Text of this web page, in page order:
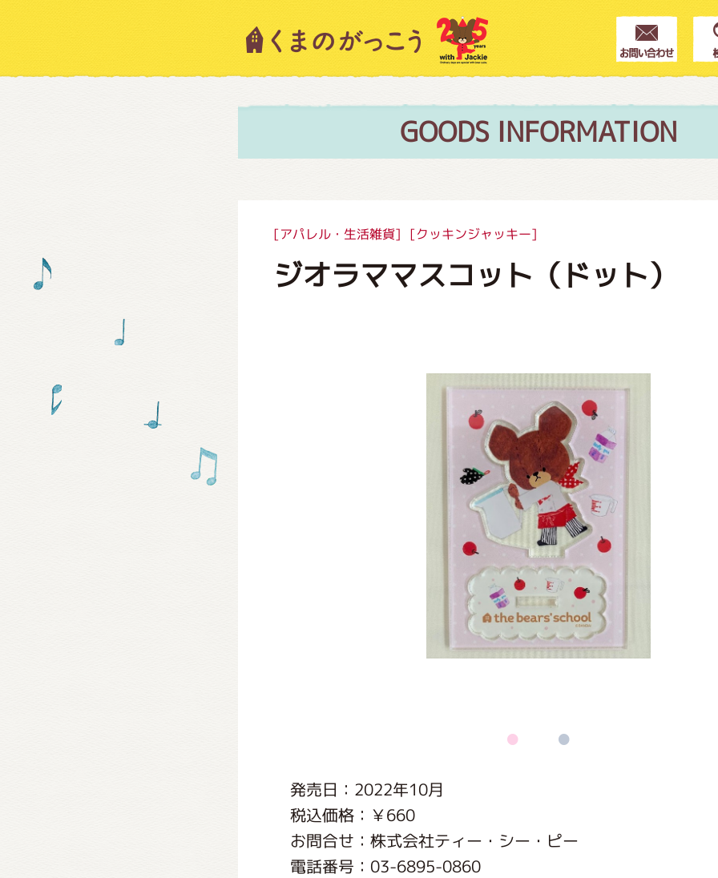
GOODS INFORMATION
[アパレル・生活雑貨] [クッキンジャッキー]
ジオラママスコット（ドット）
発売日：2022年10月
税込価格：￥660
お問合せ：株式会社ティー・シー・ピー
電話番号：03-6895-0860
キャラクター紹介
絵本・作家紹介
グッズインフォメーション
ミュージカル・コンサート
おたのしみコンテンツ(クイズ・AR・診断・占
チア ジャッキーズ！
くまのがっこう 家庭科部